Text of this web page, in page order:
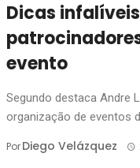
Dicas
evento
Segundo destaca Andre
organização de eventos
PorDiego Velázquez